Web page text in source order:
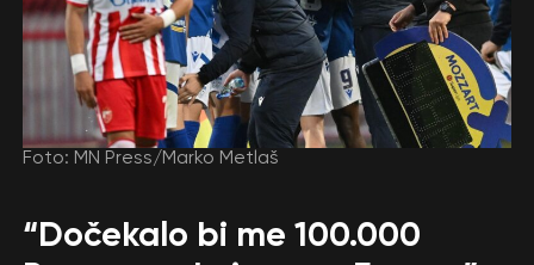
Foto: MN Press/Marko Metlaš
“Dočekalo bi me 100.000